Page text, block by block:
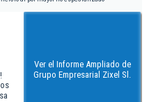
Ver el Informe Ampliado de
Grupo Empresarial Zixel Sl.